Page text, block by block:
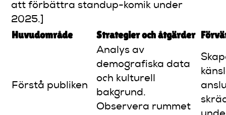
att förbättra standup-komik under
2025.]
Huvudområde Strategier och åtgärder
Förstå publiken
Analys av
demografiska data
och kulturell
bakgrund.
Observera rummet